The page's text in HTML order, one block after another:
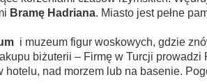
Bramę Hadriana. Miasto jest pełne
i muzeum figur woskowych, gdzie
biżuterii – Firmę w Turcji prowadzi
hotelu, nad morzem lub na basenie.